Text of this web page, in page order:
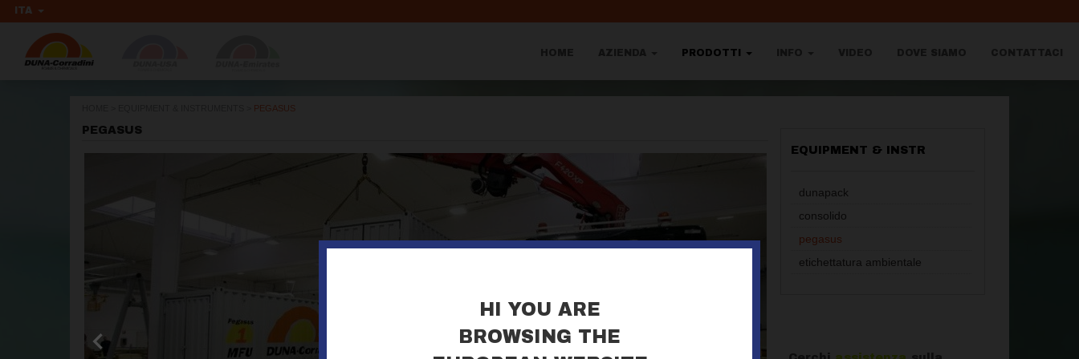
ITA
PRODOTTI
PEGASUS
PEGASUS
EQUIPMENT & INSTR
dunapack
consolido
pegasus
etichettatura ambientale
HI YOU ARE
BROWSING THE